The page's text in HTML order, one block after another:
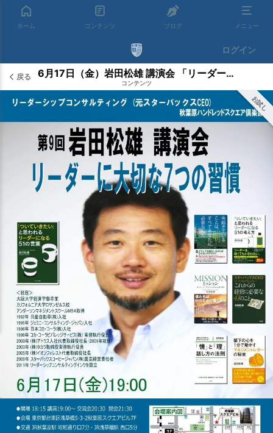
ホーム コンテンツ ブログ メニュー
ログイン
戻る 6月17日（金）岩田松雄 講演会 「リーダーに大切な７つの習慣」のお知らせ
コンテンツ
お試し